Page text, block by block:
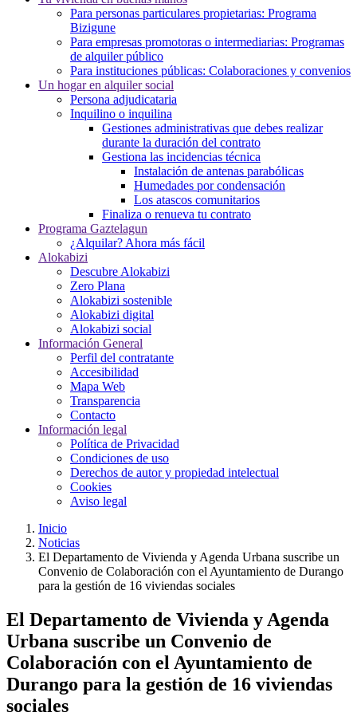
Para personas particulares propietarias: Programa
Bizigune
Para empresas promotoras o intermediarias: Programas
de alquiler público
Para instituciones públicas: Colaboraciones y convenios
Un hogar en alquiler social
Persona adjudicataria
Inquilino o inquilina
Gestiones administrativas que debes realizar
durante la duración del contrato
Gestiona las incidencias técnica
Instalación de antenas parabólicas
Humedades por condensación
Los atascos comunitarios
Finaliza o renueva tu contrato
Programa Gaztelagun
¿Alquilar? Ahora más fácil
Alokabizi
Descubre Alokabizi
Zero Plana
Alokabizi sostenible
Alokabizi digital
Alokabizi social
Información General
Perfil del contratante
Accesibilidad
Mapa Web
Transparencia
Contacto
Información legal
Política de Privacidad
Condiciones de uso
Derechos de autor y propiedad intelectual
Cookies
Aviso legal
Inicio
Noticias
El Departamento de Vivienda y Agenda Urbana suscribe un
Convenio de Colaboración con el Ayuntamiento de Durango
para la gestión de 16 viviendas sociales
El Departamento de Vivienda y Agenda
Urbana suscribe un Convenio de
Colaboración con el Ayuntamiento de
Durango para la gestión de 16 viviendas
sociales